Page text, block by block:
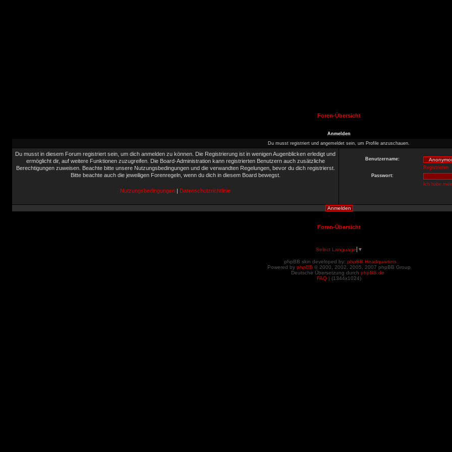
Foren-Übersicht
Anmelden
Du musst registriert und angemeldet sein, um Profile anzuschauen.
Du musst in diesem Forum registriert sein, um dich anmelden zu können. Die Registrierung ist in wenigen Augenblicken erledigt und
ermöglicht dir, auf weitere Funktionen zuzugreifen. Die Board-Administration kann registrierten Benutzern auch zusätzliche
Berechtigungen zuweisen. Beachte bitte unsere Nutzungsbedingungen und die verwandten Regelungen, bevor du dich registrierst.
Bitte beachte auch die jeweiligen Forenregeln, wenn du dich in diesem Board bewegst.
Nutzungsbedingungen | Datenschutzrichtlinie
Benutzername:
Registrieren
Passwort:
Ich habe
Foren-Übersicht
Select Language ▼
phpBB skin developed by: phpBB Headquarters
Powered by phpBB © 2000, 2002, 2005, 2007 phpBB Group
Deutsche Übersetzung durch phpBB.de
FAQ | (1344x1024)